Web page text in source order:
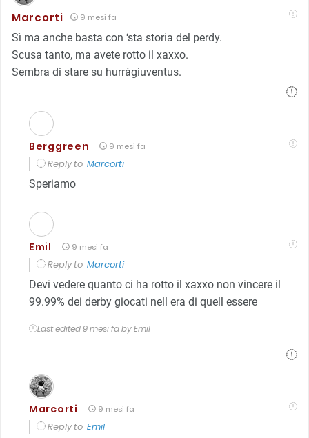
Marcorti 9 mesi fa
Sì ma anche basta con ‘sta storia del perdy.
Scusa tanto, ma avete rotto il xaxxo.
Sembra di stare su hurràgiuventus.
Berggreen 9 mesi fa
Reply to Marcorti
Speriamo
Emil 9 mesi fa
Reply to Marcorti
Devi vedere quanto ci ha rotto il xaxxo non vincere il
99.99% dei derby giocati nell era di quell essere
Last edited 9 mesi fa by Emil
Marcorti 9 mesi fa
Reply to Emil